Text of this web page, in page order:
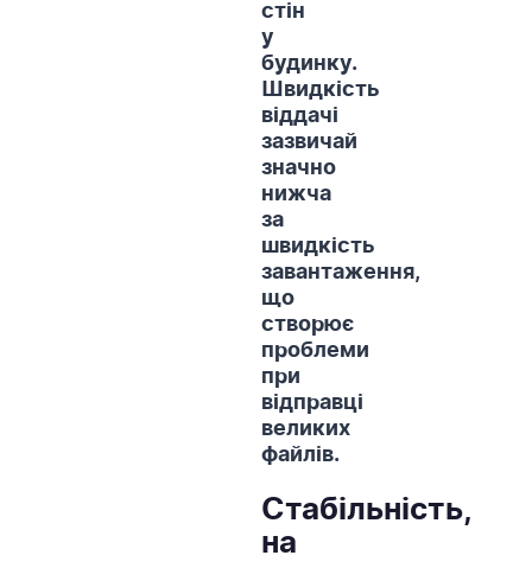
стін
у
будинку.
Швидкість
віддачі
зазвичай
значно
нижча
за
швидкість
завантаження,
що
створює
проблеми
при
відправці
великих
файлів.
Стабільність,
на